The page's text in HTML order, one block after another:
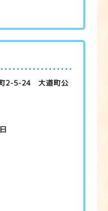
2-5-24 大道町公